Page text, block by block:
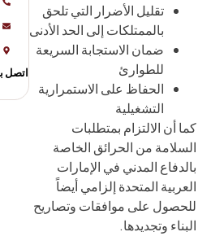
اتصل بنا
تقليل الأضرار التي تلحق
بالممتلكات إلى الحد الأدنى
ضمان الاستجابة السريعة
للطوارئ
الحفاظ على الاستمرارية
التشغيلية
كما أن الالتزام بمتطلبات
السلامة من الحرائق الخاصة
بالدفاع المدني في الإمارات
العربية المتحدة إلزامي أيضاً
للحصول على موافقات وتصاريح
البناء وتجديدها.